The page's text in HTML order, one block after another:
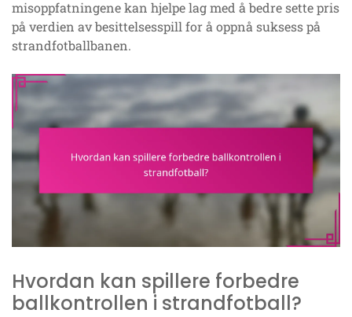
misoppfatningene kan hjelpe lag med å bedre sette pris
på verdien av besittelsesspill for å oppnå suksess på
strandfotballbanen.
Hvordan kan spillere forbedre
ballkontrollen i strandfotball?